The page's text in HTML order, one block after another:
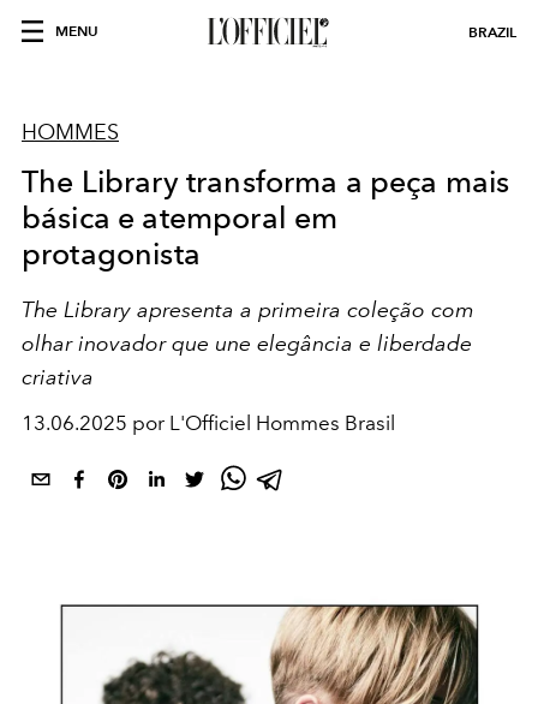
MENU BRAZIL
HOMMES
The Library transforma a peça mais
básica e atemporal em
protagonista
The Library apresenta a primeira coleção com
olhar inovador que une elegância e liberdade
criativa
13.06.2025 por L'Officiel Hommes Brasil